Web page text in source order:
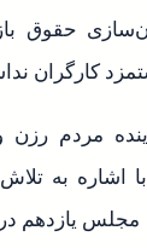
حقوق
کارگران
مردم رزن
اشاره به
یازدهم در